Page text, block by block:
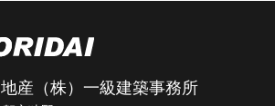
産（株）一級建築事務所